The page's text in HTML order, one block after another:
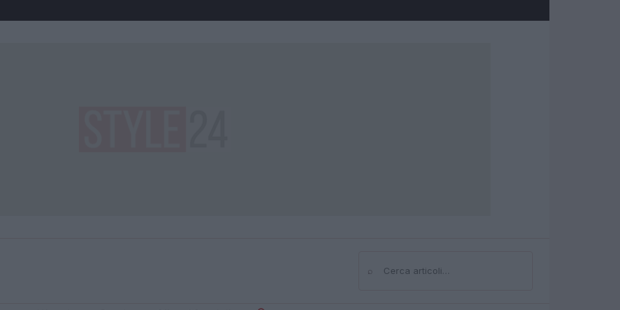
⌕Cerca